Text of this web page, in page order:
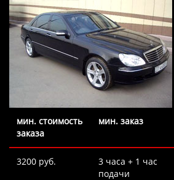
мин. стоимость
заказа
мин. заказ
3200 руб.
3 часа + 1 час
подачи